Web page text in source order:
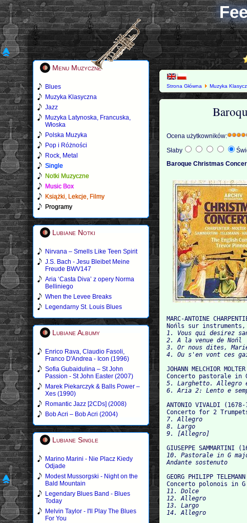
Menu Muzyczne
Blues
Muzyka Klasyczna
Jazz
Muzyka Latynoska, Francuska,
Włoska
Polska Muzyka
Pop i Różności
Rock, Metal
Single
Notki Muzyczne
Music Box
Książki, Lekcje, Filmy
Programy
Lubiane Notki
Nirvana – Smells Like Teen Spirit
J.S. Bach - Jesu Bleibet Meine
Freude BWV147
Aria ‘Casta Diva’ z opery Norma
Belliniego
When the Levee Breaks
Legendarny St. Louis Blues
Lubiane Albumy
Enrico Rava, Claudio Fasoli,
Franco D'Andrea - Icon (1996)
Sofia Gubaidulina – St John
Passion - St John Easter (2007)
Marek Piekarczyk & Balls Power –
Xes (1990)
Romantic Jazz [2CDs] (2008)
Bob Acri – Bob Acri (2004)
Lubiane Single
Marino Marini - Nie Placz Kiedy
Odjade
Modest Mussorgski - Night on the
Bald Mountain
Legendary Blues Band - Blues
Today
Melvin Taylor - I'll Play The Blues
For You
Strona Główna Muzyka
Ocena użytkowników:
Słaby
Baroque Christmas
MARC-ANTOINE
Nońls sur instruments,
1. Vous qui desirez
2. A la venue de Nońl
3. Or nous dites,
JOHANN MELCHIOR
Concerto pastorale in
5. Larghetto. Allegro
ANTONIO VIVALDI (1678-
Concerto for 2
7. Allegro
8. Largo
GIUSEPPE SAMMARTINI
10. Pastorale in G
GEORG PHILIPP
Concerto polonois in G
11. Dolce
12. Allegro
13. Largo